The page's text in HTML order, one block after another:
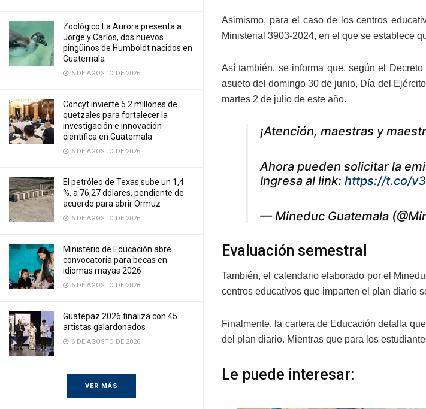
Zoológico La Aurora presenta a
Jorge y Carlos, dos nuevos
pingüinos de Humboldt nacidos en
Guatemala
6 DE AGOSTO DE 2026
Concyt invierte 5.2 millones de
quetzales para fortalecer la
investigación e innovación
científica en Guatemala
6 DE AGOSTO DE 2026
El petróleo de Texas sube un 1,4
%, a 76,27 dólares, pendiente de
acuerdo para abrir Ormuz
6 DE AGOSTO DE 2026
Ministerio de Educación abre
convocatoria para becas en
idiomas mayas 2026
6 DE AGOSTO DE 2026
Guatepaz 2026 finaliza con 45
artistas galardonados
6 DE AGOSTO DE 2026
VER MÁS
Asimismo, para el caso de los centros
Ministerial 3903-2024, en el que se establece
Así también, se informa que, según el
asueto del domingo 30 de junio, Día del
martes 2 de julio de este año.
¡Atención, maestras y
Ahora pueden solicitar la
Ingresa al link: https://t.co/
— Mineduc Guatemala
Evaluación semestral
También, el calendario elaborado por el
centros educativos que imparten el plan diario
Finalmente, la cartera de Educación detalla
del plan diario. Mientras que para los
Le puede interesar: